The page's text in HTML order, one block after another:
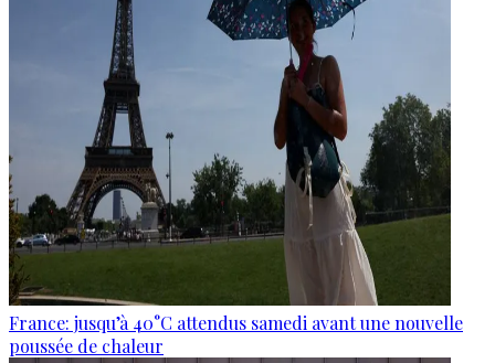
France: jusqu’à 40°C attendus samedi avant une nouvelle
poussée de chaleur